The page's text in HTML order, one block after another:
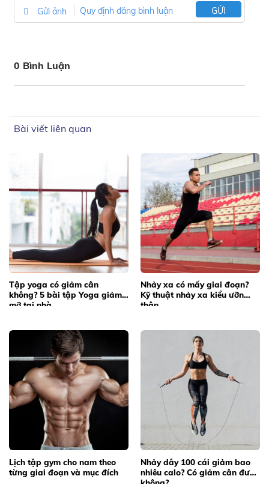
Gửi ảnh Quy định đăng bình luận GỬI
0 Bình Luận
Bài viết liên quan
Tập yoga có giảm cân
không? 5 bài tập Yoga giảm
mỡ tại nhà
Nhảy xa có mấy giai đoạn?
Kỹ thuật nhảy xa kiểu ưỡn
thân
Lịch tập gym cho nam theo
từng giai đoạn và mục đích
Nhảy dây 100 cái giảm bao
nhiêu calo? Có giảm cân được
không?